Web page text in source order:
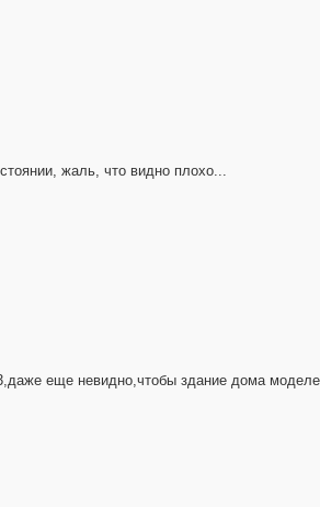
жаль, что видно плохо...
еще невидно,чтобы здание дома